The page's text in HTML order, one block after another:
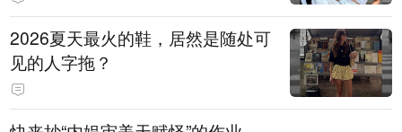
2026夏天最火的鞋，居然是随处可
见的人字拖？